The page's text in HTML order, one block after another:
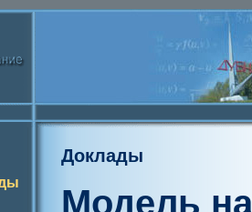
Доклады
Модель